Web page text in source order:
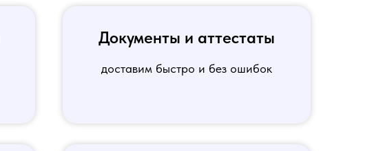
Документы и аттестаты
доставим быстро и без ошибок